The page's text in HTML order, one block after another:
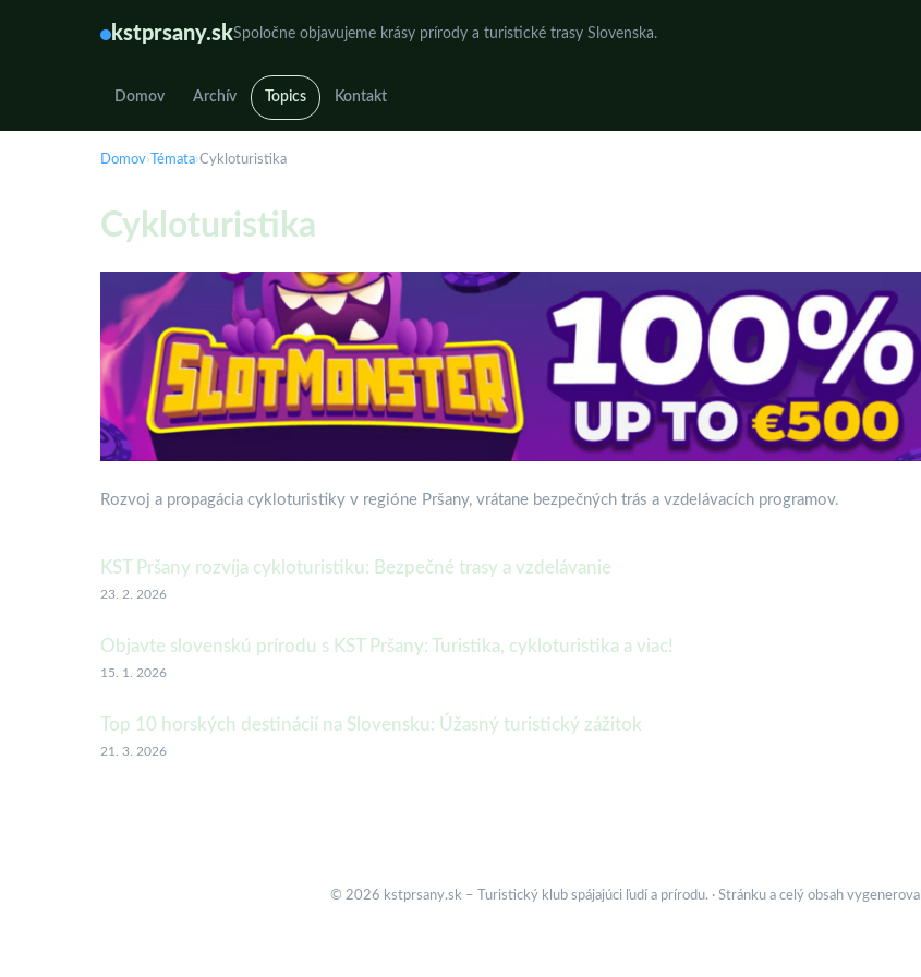
kstprsany.skSpoločne objavujeme krásy prírody a turistické trasy Slovenska.
Domov Archív Topics Kontakt
Domov› Témata›Cykloturistika
Cykloturistika
Rozvoj a propagácia cykloturistiky v regióne Pršany, vrátane bezpečných trás a vzdelávacích programov.
KST Pršany rozvíja cykloturistiku: Bezpečné trasy a vzdelávanie
23. 2. 2026
Objavte slovenskú prírodu s KST Pršany: Turistika, cykloturistika a viac!
15. 1. 2026
Top 10 horských destinácií na Slovensku: Úžasný turistický zážitok
21. 3. 2026
© 2026 kstprsany.sk – Turistický klub spájajúci ľudí a prírodu. · Stránku a celý obsah vygeneroval